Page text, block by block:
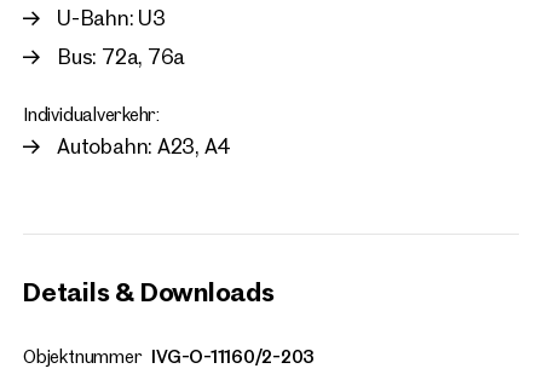
U-Bahn: U3
Bus: 72a, 76a
Individualverkehr:
Autobahn: A23, A4
Details & Downloads
Objektnummer IVG-O-11160/2-203